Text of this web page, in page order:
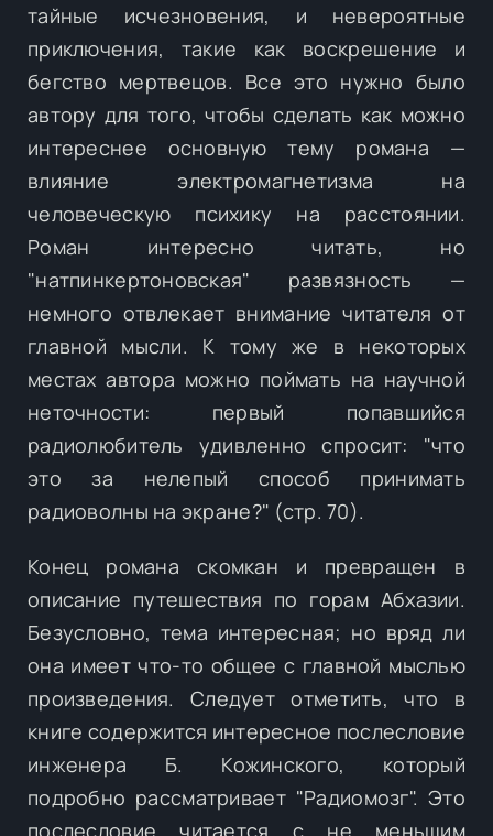
тайные исчезновения, и невероятные
приключения, такие как воскрешение и
бегство мертвецов. Все это нужно было
автору для того, чтобы сделать как можно
интереснее основную тему романа —
влияние электромагнетизма на
человеческую психику на расстоянии.
Роман интересно читать, но
"натпинкертоновская" развязность —
немного отвлекает внимание читателя от
главной мысли. К тому же в некоторых
местах автора можно поймать на научной
неточности: первый попавшийся
радиолюбитель удивленно спросит: "что
это за нелепый способ принимать
радиоволны на экране?" (стр. 70).
Конец романа скомкан и превращен в
описание путешествия по горам Абхазии.
Безусловно, тема интересная; но вряд ли
она имеет что-то общее с главной мыслью
произведения. Следует отметить, что в
книге содержится интересное послесловие
инженера Б. Кожинского, который
подробно рассматривает "Радиомозг". Это
послесловие читается с не меньшим